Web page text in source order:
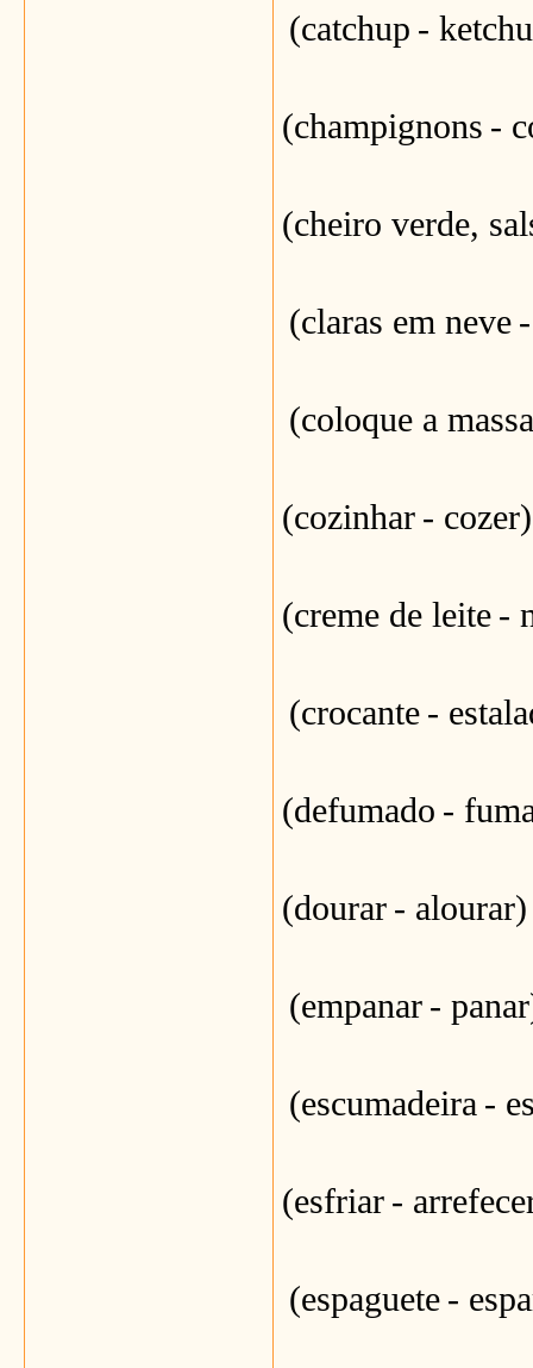
(catchup -
(champignons -
(cheiro verde,
(claras em neve
(coloque a massa
(cozinhar - cozer)
(creme de leite -
(crocante -
(defumado -
(dourar - alourar)
(empanar -
(escumadeira -
(esfriar -
(espaguete -